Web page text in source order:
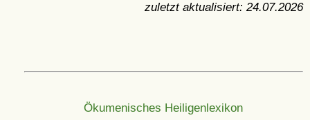
zuletzt aktualisiert: 24.07.2026
Ökumenisches Heiligenlexikon